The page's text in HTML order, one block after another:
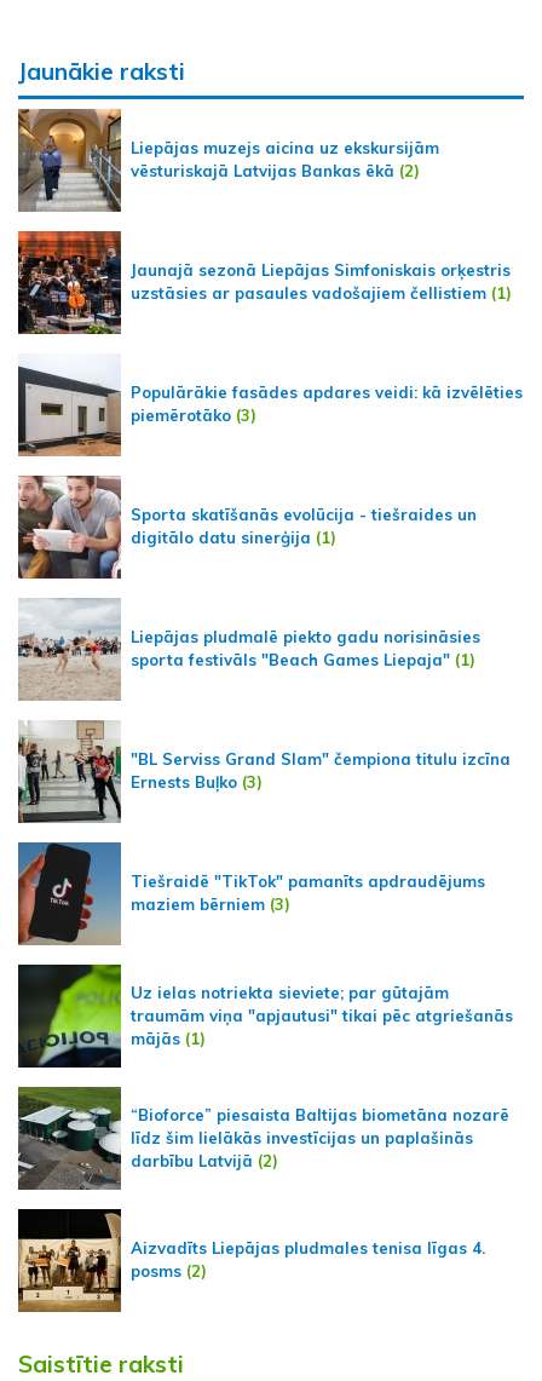
Jaunākie raksti
Liepājas muzejs aicina uz ekskursijām
vēsturiskajā Latvijas Bankas ēkā (2)
Jaunajā sezonā Liepājas Simfoniskais orķestris
uzstāsies ar pasaules vadošajiem čellistiem (1)
Populārākie fasādes apdares veidi: kā izvēlēties
piemērotāko (3)
Sporta skatīšanās evolūcija - tiešraides un
digitālo datu sinerģija (1)
Liepājas pludmalē piekto gadu norisināsies
sporta festivāls "Beach Games Liepaja" (1)
"BL Serviss Grand Slam" čempiona titulu izcīna
Ernests Buļko (3)
Tiešraidē "TikTok" pamanīts apdraudējums
maziem bērniem (3)
Uz ielas notriekta sieviete; par gūtajām
traumām viņa "apjautusi" tikai pēc atgriešanās
mājās (1)
“Bioforce” piesaista Baltijas biometāna nozarē
līdz šim lielākās investīcijas un paplašinās
darbību Latvijā (2)
Aizvadīts Liepājas pludmales tenisa līgas 4.
posms (2)
Saistītie raksti